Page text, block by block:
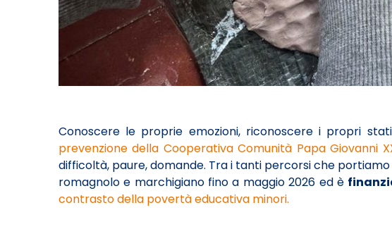
Conoscere le proprie emozioni, riconoscere i propri
prevenzione della Cooperativa Comunità Papa Giovanni
difficoltà, paure, domande. Tra i tanti percorsi che portiamo
romagnolo e marchigiano fino a maggio 2026 ed è
contrasto della povertà educativa minori.